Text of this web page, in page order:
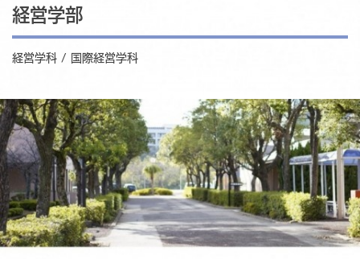
経営学部
経営学科 / 国際経営学科